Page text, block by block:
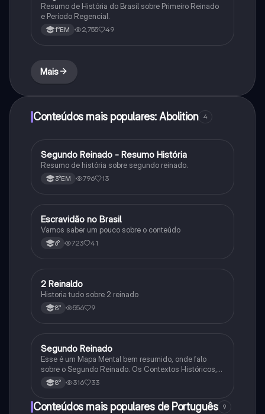
Resumo de História do Brasil sobre Primeiro Reinado
e Período Regencial.
1°EM 2,755 49
Mais
Conteúdos mais populares: Abolition 4
História
Segundo Reinado - Resumo História
Resumo de história sobre segundo reinado.
3°EM 796 13
História
Escravidão no Brasil
Vamos saber um pouco sobre o conteúdo
6° 723 41
História
2 Reinaldo
Historia tudo sobre 2 reinado
8° 556 9
História
Segundo Reinado
Esse é um Mapa Mental bem resumido, onde falo
sobre o Segundo Reinado. Os Contextos Históricos,
Monarquia, Aspectos Políticos, Economia, Sociedade,
Cultura, Conflitos e Crises e Proclamação da
República.
8° 316 33
Conteúdos mais populares de Português 9